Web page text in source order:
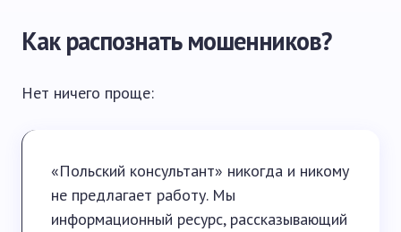
Как распознать мошенников?
Нет ничего проще:
«Польский консультант» никогда и никому
не предлагает работу. Мы
информационный ресурс, рассказывающий